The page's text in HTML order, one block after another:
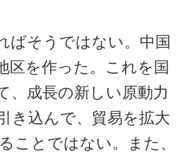
ばそうではない。中国
区を作った。これを国
、成長の新しい原動力
き込んで、貿易を拡大
ことではない。また、